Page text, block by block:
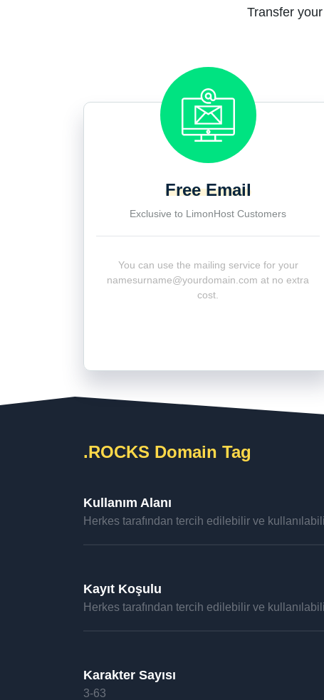
Transfer
Free Email
Exclusive to LimonHost Customers
You can use the mailing service for your
namesurname@yourdomain.com at no extra
cost.
.ROCKS Domain Tag
Kullanım Alanı
Herkes tarafından tercih edilebilir ve
Kayıt Koşulu
Herkes tarafından tercih edilebilir ve
Karakter Sayısı
3-63